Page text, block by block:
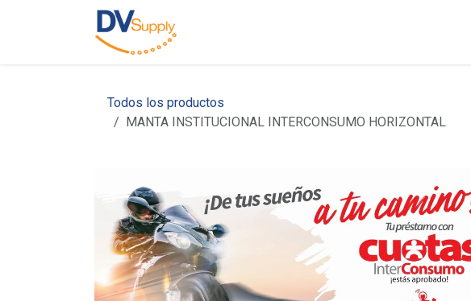
Todos los productos
MANTA INSTITUCIONAL INTERCONSUMO HORIZONTAL